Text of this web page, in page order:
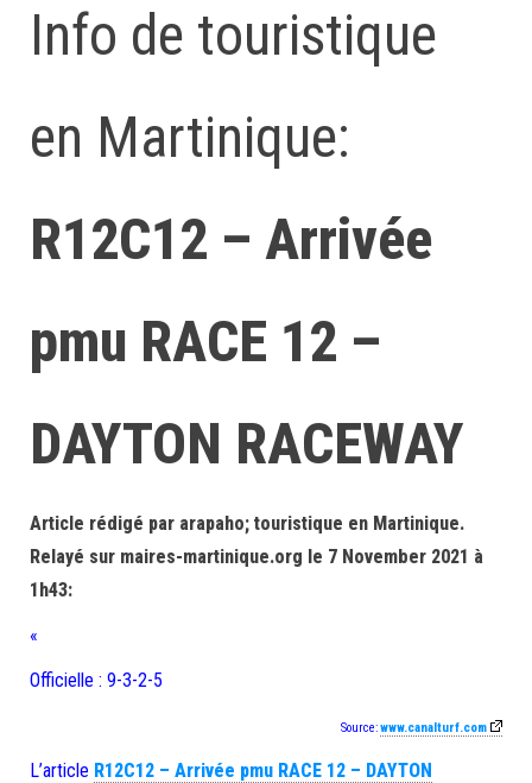
Info de touristique
en Martinique:
R12C12 – Arrivée
pmu RACE 12 –
DAYTON RACEWAY
Article rédigé par arapaho; touristique en Martinique.
Relayé sur maires-martinique.org le 7 November 2021 à
1h43:
«
Officielle : 9-3-2-5
Source:www.canalturf.com
L’article R12C12 – Arrivée pmu RACE 12 – DAYTON